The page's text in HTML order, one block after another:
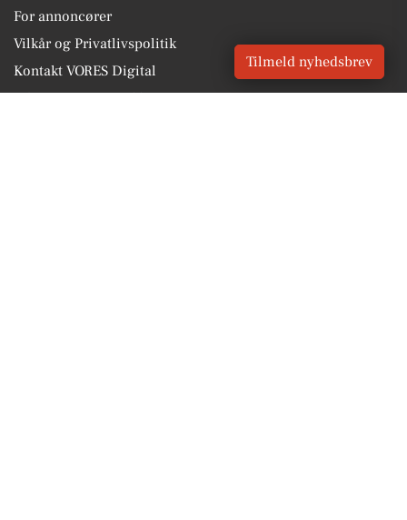
For annoncører
Vilkår og Privatlivspolitik
Kontakt VORES Digital
Administrer samtykke
Tilmeld nyhedsbrev